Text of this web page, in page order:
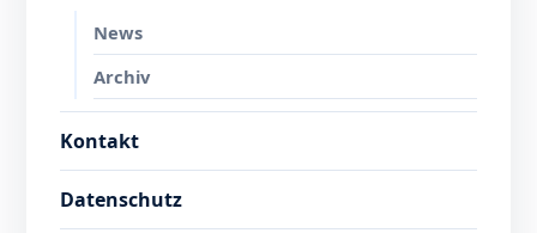
News
Archiv
Kontakt
Datenschutz